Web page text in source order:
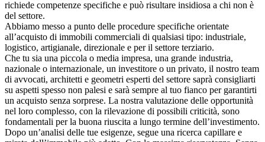
richiede competenze specifiche e può risultare insidiosa a chi non è
del settore.
Abbiamo messo a punto delle procedure specifiche orientate
all’acquisto di immobili commerciali di qualsiasi tipo: industriale,
logistico, artigianale, direzionale e per il settore terziario.
Che tu sia una piccola o media impresa, una grande industria,
nazionale o internazionale, un investitore o un privato, il nostro team
di avvocati, architetti e geometri esperti del settore saprà consigliarti
su aspetti spesso non palesi e sarà sempre al tuo fianco per garantirti
un acquisto senza sorprese. La nostra valutazione delle opportunità
nel loro complesso, con la rilevazione di possibili criticità, sono
fondamentali per la buona riuscita a lungo termine dell’investimento.
Dopo un’analisi delle tue esigenze, segue una ricerca capillare e